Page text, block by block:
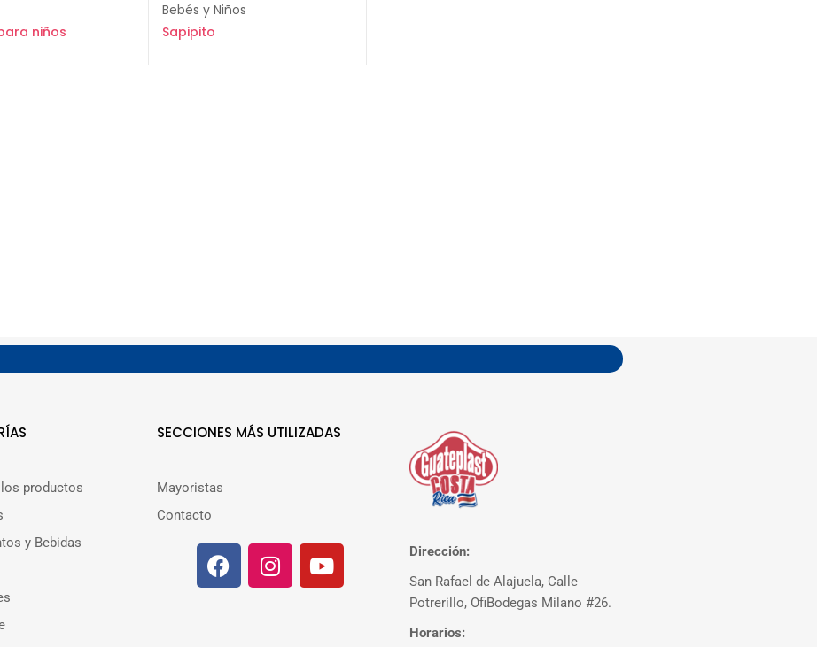
niños
Bebés y Niños
Sapipito
productos
y Bebidas
SECCIONES MÁS UTILIZADAS
Mayoristas
Contacto
Dirección:
San Rafael de Alajuela, Calle
Potrerillo, OfiBodegas Milano #26.
Horarios: